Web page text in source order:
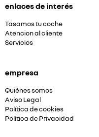
enlaces de interés
Tasamos tu coche
Atencion al cliente
Servicios
empresa
Quiénes somos
Aviso Legal
Política de cookies
Política de Privacidad